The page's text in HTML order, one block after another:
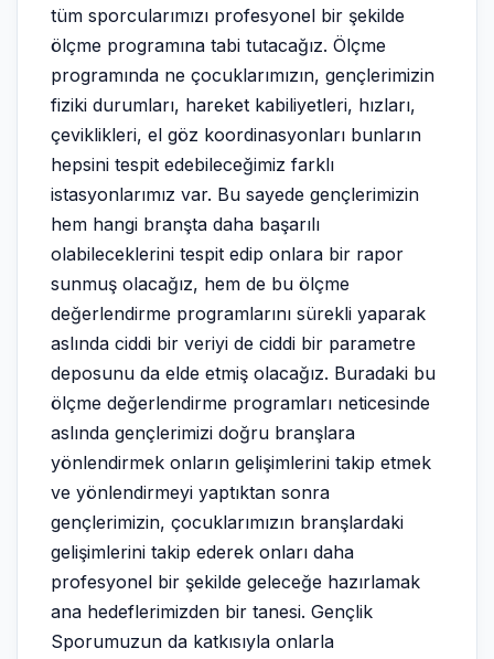
tüm sporcularımızı profesyonel bir şekilde
ölçme programına tabi tutacağız. Ölçme
programında ne çocuklarımızın, gençlerimizin
fiziki durumları, hareket kabiliyetleri, hızları,
çeviklikleri, el göz koordinasyonları bunların
hepsini tespit edebileceğimiz farklı
istasyonlarımız var. Bu sayede gençlerimizin
hem hangi branşta daha başarılı
olabileceklerini tespit edip onlara bir rapor
sunmuş olacağız, hem de bu ölçme
değerlendirme programlarını sürekli yaparak
aslında ciddi bir veriyi de ciddi bir parametre
deposunu da elde etmiş olacağız. Buradaki bu
ölçme değerlendirme programları neticesinde
aslında gençlerimizi doğru branşlara
yönlendirmek onların gelişimlerini takip etmek
ve yönlendirmeyi yaptıktan sonra
gençlerimizin, çocuklarımızın branşlardaki
gelişimlerini takip ederek onları daha
profesyonel bir şekilde geleceğe hazırlamak
ana hedeflerimizden bir tanesi. Gençlik
Sporumuzun da katkısıyla onlarla